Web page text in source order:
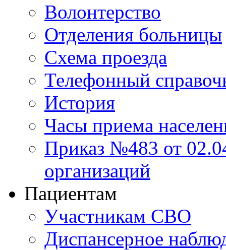
Волонтерство
Отделения больницы
Схема проезда
Телефонный
История
Часы приема
Приказ №483 от
организаций
Пациентам
Участникам СВО
Диспансерное